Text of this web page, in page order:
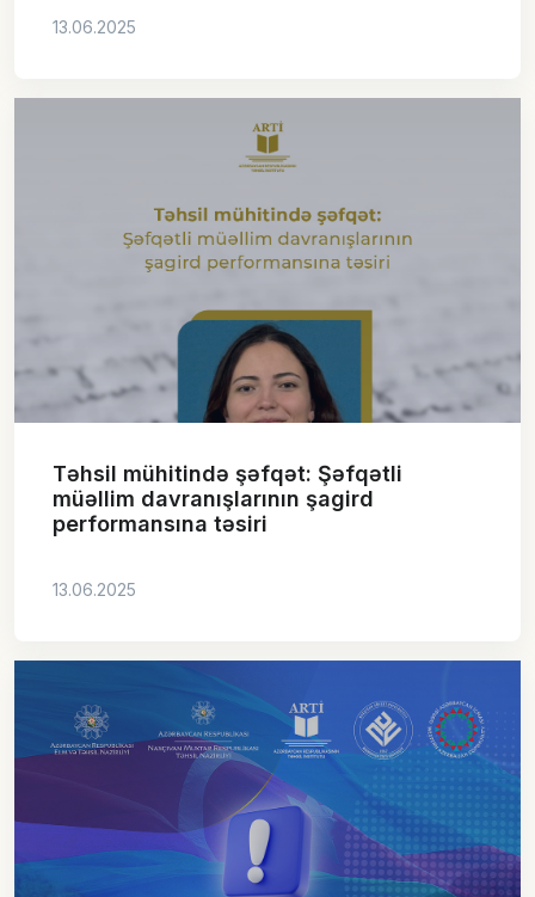
13.06.2025
Təhsil mühitində şəfqət: Şəfqətli
müəllim davranışlarının şagird
performansına təsiri
13.06.2025